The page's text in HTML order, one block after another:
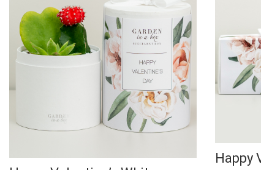
Happy